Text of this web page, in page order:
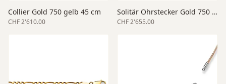
Collier Gold 750 gelb 45 cm
CHF 2'610.00
Solitär Ohrstecker Gold 750 gelb
CHF 2'655.00